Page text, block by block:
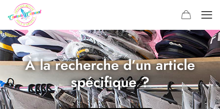
À la recherche d’un article
spécifique ?